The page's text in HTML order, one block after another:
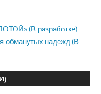
(В разработке)
обманутых надежд (В